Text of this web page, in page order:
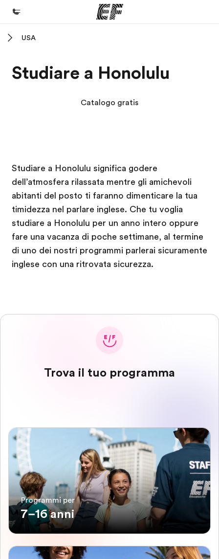
Programmi
La nostra organizzazione
Carriera
Lavora con noi
USA
Studiare a Honolulu
Catalogo gratis
Studiare a Honolulu significa godere
dell’atmosfera rilassata mentre gli amichevoli
abitanti del posto ti faranno dimenticare la tua
timidezza nel parlare inglese. Che tu voglia
studiare a Honolulu per un anno intero oppure
fare una vacanza di poche settimane, al termine
di uno dei nostri programmi parlerai sicuramente
inglese con una ritrovata sicurezza.
Trova il tuo programma
Programmi per
7–16 anni